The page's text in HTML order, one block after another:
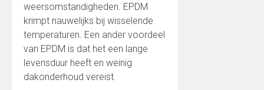
weersomstandigheden. EPDM
krimpt nauwelijks bij wisselende
temperaturen. Een ander voordeel
van EPDM is dat het een lange
levensduur heeft en weinig
dakonderhoud vereist.